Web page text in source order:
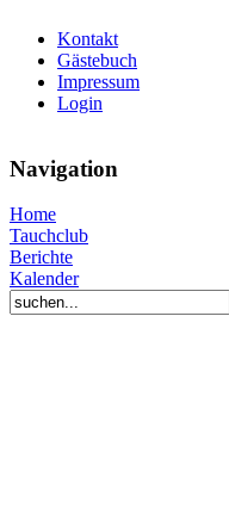
Kontakt
Gästebuch
Impressum
Login
Navigation
Home
Tauchclub
Berichte
Kalender